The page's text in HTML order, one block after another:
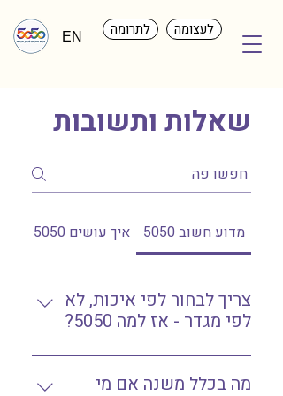
EN לתרומה לעצומה
שאלות ותשובות
מדוע חשוב 5050 איך עושים 5050
צריך לבחור לפי איכות, לא
לפי מגדר - אז למה 5050?
נכון. צריך לבחור א.נשים לפי איכות
ולא בגלל המגדר שלהם. אבל בואו
מה בכלל משנה אם מי